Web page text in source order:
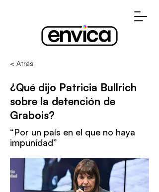
< Atrás
¿Qué dijo Patricia Bullrich
sobre la detención de
Grabois?
“Por un país en el que no haya
impunidad”